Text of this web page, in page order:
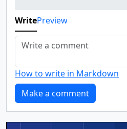
WritePreview
How to write in Markdown